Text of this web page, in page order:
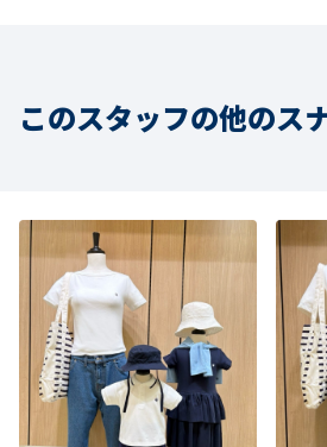
このスタッフの他のス